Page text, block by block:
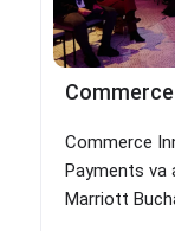
Commerce
Payments va
Marriott